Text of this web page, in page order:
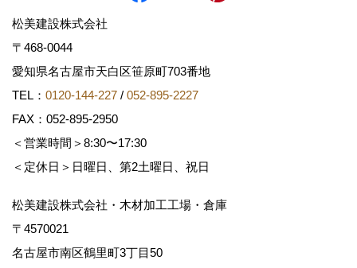
松美建設株式会社
〒468-0044
愛知県名古屋市天白区笹原町703番地
TEL： 0120-144-227 / 052-895-2227
FAX：052-895-2950
＜営業時間＞8:30〜17:30
＜定休日＞日曜日、第2土曜日、祝日
松美建設株式会社・木材加工工場・倉庫
〒4570021
名古屋市南区鶴里町3丁目50